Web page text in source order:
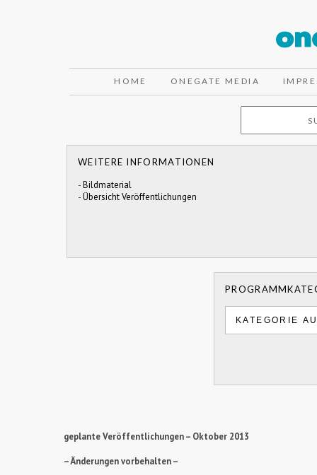
HOME ONEGATE MEDIA
WEITERE INFORMATIONEN
-Bildmaterial
-Übersicht Veröffentlichungen
geplante Veröffentlichungen – Oktober 2013
– Änderungen vorbehalten –